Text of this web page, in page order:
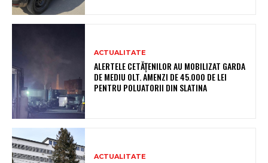
ACTUALITATE
ALERTELE CETĂȚENILOR AU MOBILIZAT GARDA
DE MEDIU OLT. AMENZI DE 45.000 DE LEI
PENTRU POLUATORII DIN SLATINA
ACTUALITATE